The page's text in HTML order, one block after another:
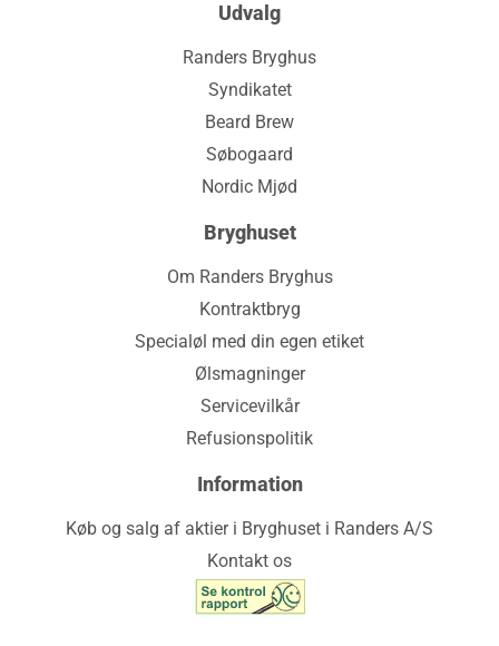
Udvalg
Randers Bryghus
Syndikatet
Beard Brew
Søbogaard
Nordic Mjød
Bryghuset
Om Randers Bryghus
Kontraktbryg
Specialøl med din egen etiket
Ølsmagninger
Servicevilkår
Refusionspolitik
Information
Køb og salg af aktier i Bryghuset i Randers A/S
Kontakt os